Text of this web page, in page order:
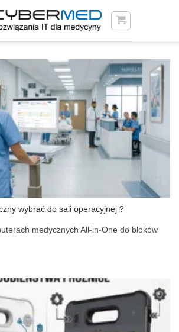
wybrać do sali operacyjnej ?
medycznych All-in-One do bloków